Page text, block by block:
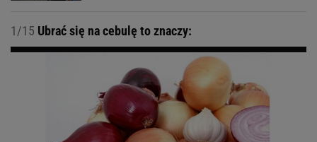
1/15 Ubrać się na cebulę to znaczy: